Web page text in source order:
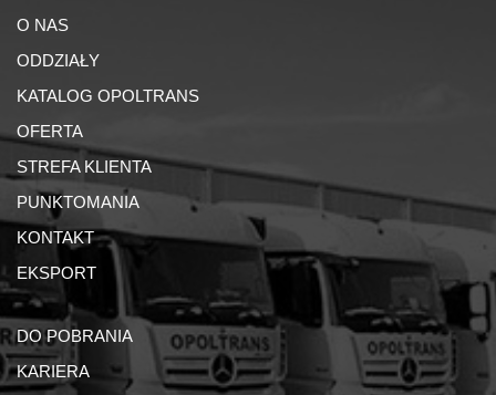
O NAS
ODDZIAŁY
KATALOG OPOLTRANS
OFERTA
STREFA KLIENTA
PUNKTOMANIA
KONTAKT
EKSPORT
DO POBRANIA
KARIERA